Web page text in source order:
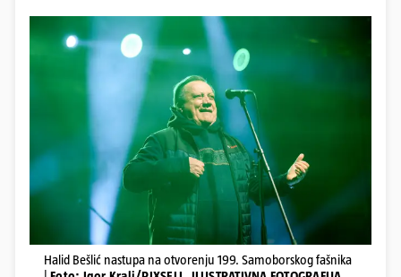
Halid Bešlić nastupa na otvorenju 199. Samoborskog fašnika